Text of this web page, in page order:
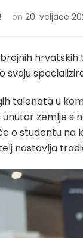
on 20. veljače
svoju
talenata u
zemlje s
o studentu na
nastavlja